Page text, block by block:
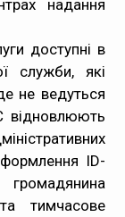
надання
доступні в
служби, які
не ведуться
відновлюють
ID-
тимчасове